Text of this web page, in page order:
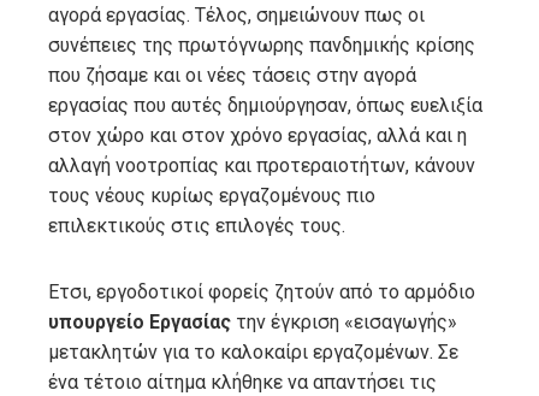
αγορά εργασίας. Τέλος, σημειώνουν πως οι
συνέπειες της πρωτόγνωρης πανδημικής κρίσης
που ζήσαμε και οι νέες τάσεις στην αγορά
εργασίας που αυτές δημιούργησαν, όπως ευελιξία
στον χώρο και στον χρόνο εργασίας, αλλά και η
αλλαγή νοοτροπίας και προτεραιοτήτων, κάνουν
τους νέους κυρίως εργαζομένους πιο
επιλεκτικούς στις επιλογές τους.
Ετσι, εργοδοτικοί φορείς ζητούν από το αρμόδιο
υπουργείο Εργασίας την έγκριση «εισαγωγής»
μετακλητών για το καλοκαίρι εργαζομένων. Σε
ένα τέτοιο αίτημα κλήθηκε να απαντήσει τις